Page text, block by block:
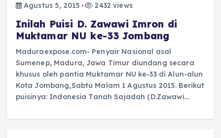
Agustus 5, 2015
2432 views
Inilah Puisi D. Zawawi Imron di
Muktamar NU ke-33 Jombang
Maduraexpose.com- Penyair Nasional asal
Sumenep, Madura, Jawa Timur diundang secara
khusus oleh pantia Muktamar NU ke-33 di Alun-alun
Kota Jombang,Sabtu Malam 1 Agustus 2015. Berikut
puisinya: Indonesia Tanah Sajadah (D.Zawawi…